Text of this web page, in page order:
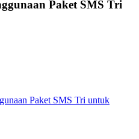
Paket SMS Tri
Paket SMS Tri untuk